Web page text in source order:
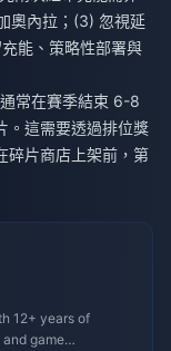
奧內拉；(3) 忽視延
能、策略性部署與
常在賽季結束 6-8
。這需要透過排位獎
碎片商店上架前，第
12+ years of
game